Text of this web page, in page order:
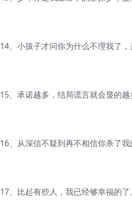
14、小孩子才问你为什么不理我了
15、承诺越多，结局谎言就会显的越
16、从深信不疑到再不相信你杀了我
17、比起有些人，我已经够幸福的了。